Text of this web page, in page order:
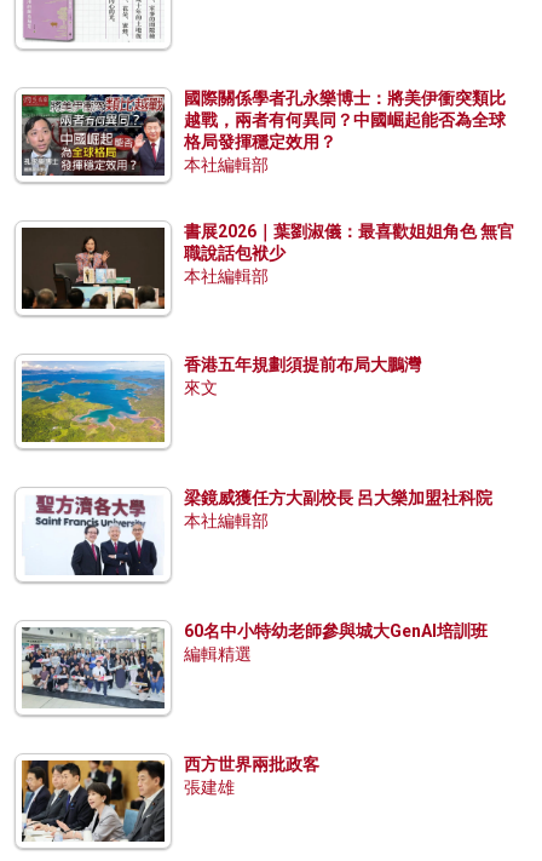
國際關係學者孔永樂博士：將美伊衝突類比
越戰，兩者有何異同？中國崛起能否為全球
格局發揮穩定效用？
本社編輯部
書展2026｜葉劉淑儀：最喜歡姐姐角色 無官
職說話包袱少
本社編輯部
香港五年規劃須提前布局大鵬灣
來文
梁鏡威獲任方大副校長 呂大樂加盟社科院
本社編輯部
60名中小特幼老師參與城大GenAI培訓班
編輯精選
西方世界兩批政客
張建雄